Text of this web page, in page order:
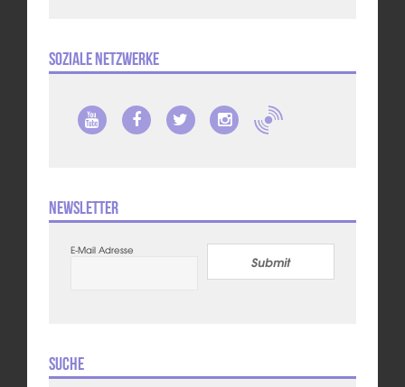
Soziale Netzwerke
Newsletter
E-Mail Adresse
Submit
Suche